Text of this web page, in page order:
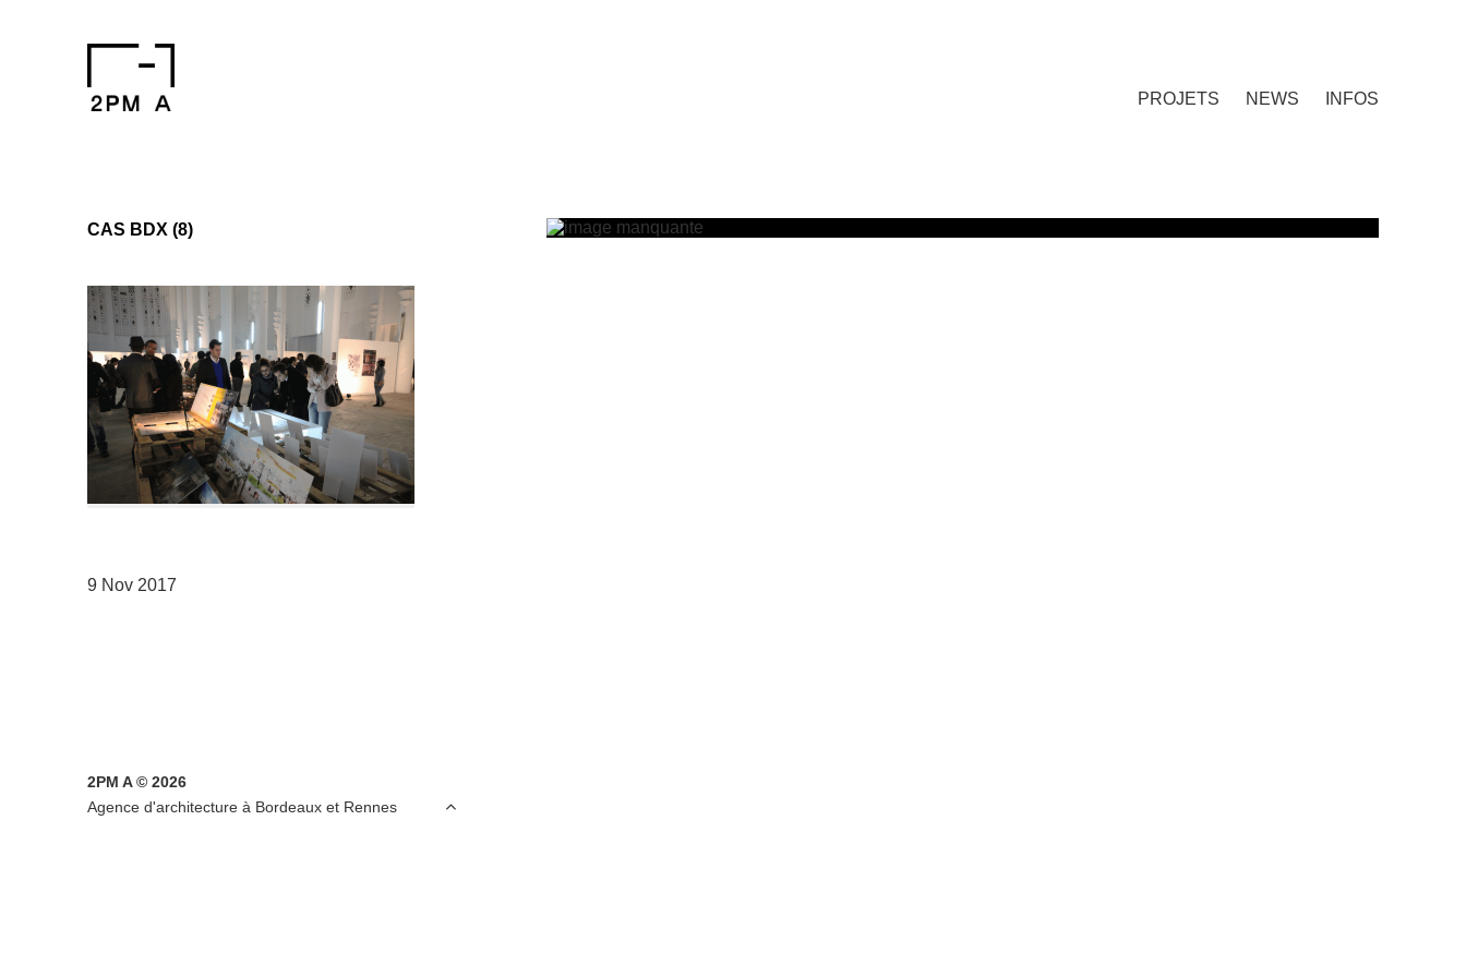
PROJETS NEWS INFOS
CAS BDX (8)
9 Nov 2017
2PM A © 2026
Agence d'architecture à Bordeaux et Rennes
